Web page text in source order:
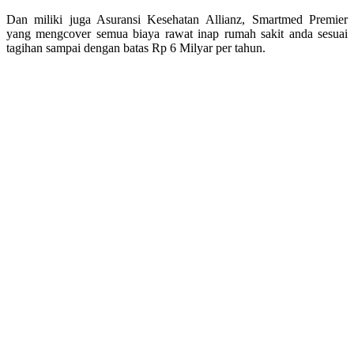
Dan miliki juga Asuransi Kesehatan Allianz, Smartmed Premier
yang mengcover semua biaya rawat inap rumah sakit anda sesuai
tagihan sampai dengan batas Rp 6 Milyar per tahun.